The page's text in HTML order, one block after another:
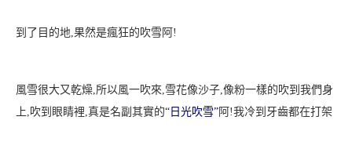
到了目的地,果然是瘋狂的吹雪阿!
風雪很大又乾燥,所以風一吹來,雪花像沙子,像粉一樣的吹到我們身
上,吹到眼睛裡,真是名副其實的“日 光吹雪”阿!我冷到牙齒都在打架